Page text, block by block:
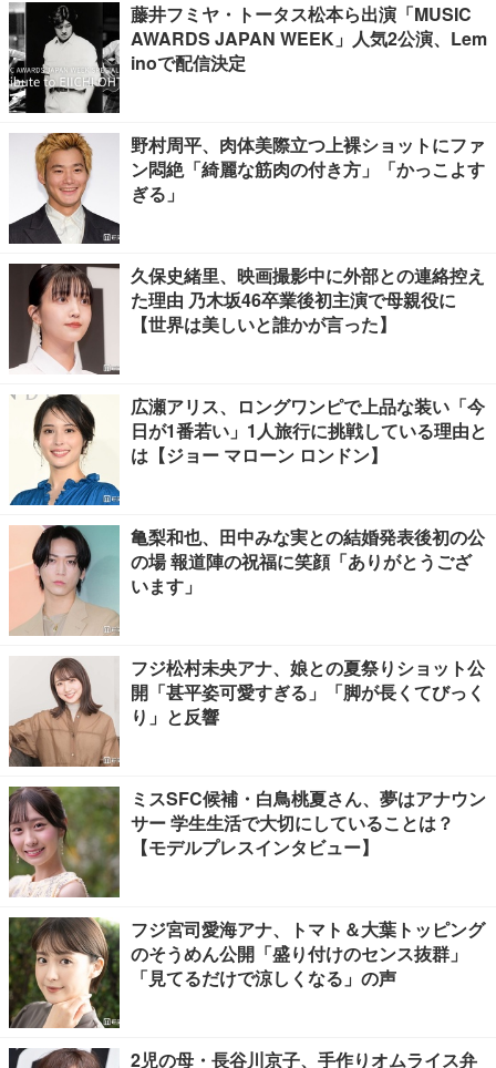
藤井フミヤ・トータス松本ら出演「MUSIC
AWARDS JAPAN WEEK」人気2公演、Lem
inoで配信決定
野村周平、肉体美際立つ上裸ショットにファ
ン悶絶「綺麗な筋肉の付き方」「かっこよす
ぎる」
久保史緒里、映画撮影中に外部との連絡控え
た理由 乃木坂46卒業後初主演で母親役に
【世界は美しいと誰かが言った】
広瀬アリス、ロングワンピで上品な装い「今
日が1番若い」1人旅行に挑戦している理由と
は【ジョー マローン ロンドン】
亀梨和也、田中みな実との結婚発表後初の公
の場 報道陣の祝福に笑顔「ありがとうござ
います」
フジ松村未央アナ、娘との夏祭りショット公
開「甚平姿可愛すぎる」「脚が長くてびっく
り」と反響
ミスSFC候補・白鳥桃夏さん、夢はアナウン
サー 学生生活で大切にしていることは？
【モデルプレスインタビュー】
フジ宮司愛海アナ、トマト＆大葉トッピング
のそうめん公開「盛り付けのセンス抜群」
「見てるだけで涼しくなる」の声
2児の母・長谷川京子、手作りオムライス弁